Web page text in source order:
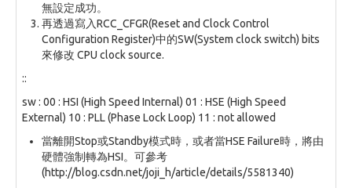
無設定成功。
再透過寫入RCC_CFGR(Reset and Clock Control
Configuration Register)中的SW(System clock switch) bits
來修改 CPU clock source.
::
sw : 00 : HSI (High Speed Internal) 01 : HSE (High Speed
External) 10 : PLL (Phase Lock Loop) 11 : not allowed
當離開Stop或Standby模式時，或者當HSE Failure時，將由
硬體強制轉為HSI。可參考
(http://blog.csdn.net/joji_h/article/details/5581340)